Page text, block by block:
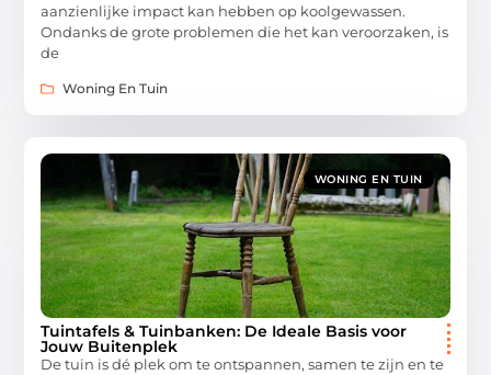
aanzienlijke impact kan hebben op koolgewassen.
Ondanks de grote problemen die het kan veroorzaken, is
de
Woning En Tuin
WONING EN TUIN
Tuintafels & Tuinbanken: De Ideale Basis voor
Jouw Buitenplek
De tuin is dé plek om te ontspannen, samen te zijn en te